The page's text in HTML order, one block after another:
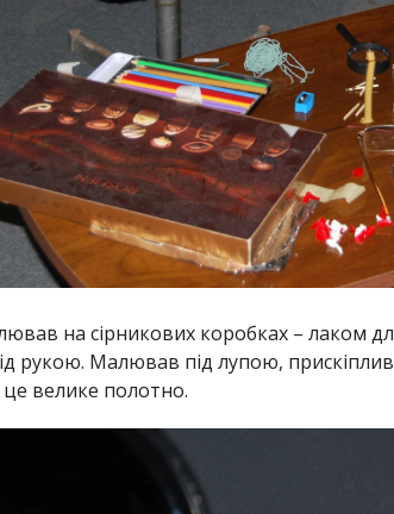
на сірникових коробках – лаком
рукою. Малював під лупою,
велике полотно.